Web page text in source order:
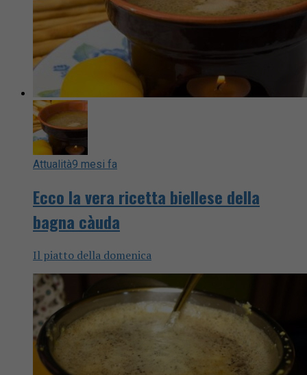
Attualità9 mesi fa
Ecco la vera ricetta biellese della
bagna càuda
Il piatto della domenica